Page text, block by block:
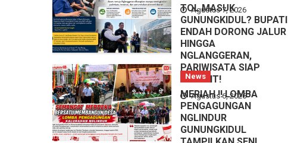
Agustus 7, 2026
TOL MASUK
GUNUNGKIDUL? BUPATI
ENDAH DORONG JALUR
HINGGA
NGLANGGERAN,
PARIWISATA SIAP
MELEJIT!
Agustus 6, 2026
News
MERIAH !! LOMBA
PENGAGUNGAN
NGLINDUR
GUNUNGKIDUL